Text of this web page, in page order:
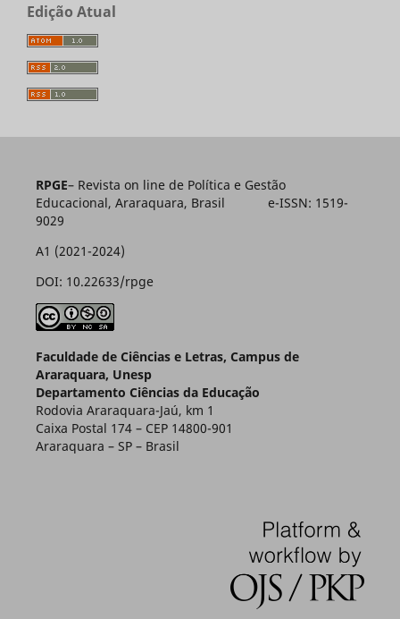
Edição Atual
RPGE– Revista on line de Política e Gestão
Educacional, Araraquara, Brasil e-ISSN: 1519-
9029
A1 (2021-2024)
DOI: 10.22633/rpge
Faculdade de Ciências e Letras, Campus de
Araraquara, Unesp
Departamento Ciências da Educação
Rodovia Araraquara-Jaú, km 1
Caixa Postal 174 – CEP 14800-901
Araraquara – SP – Brasil